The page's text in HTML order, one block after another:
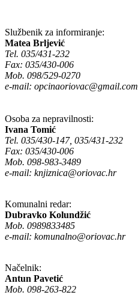
Službenik za informiranje:
Matea Brljević
Tel. 035/431-232
Fax: 035/430-006
Mob. 098/529-0270
e-mail: opcinaoriovac@gmail.com
Osoba za nepravilnosti:
Ivana Tomić
Tel. 035/430-147, 035/431-232
Fax: 035/430-006
Mob. 098-983-3489
e-mail: knjiznica@oriovac.hr
Komunalni redar:
Dubravko Kolundžić
Mob. 0989833485
e-mail: komunalno@oriovac.hr
Načelnik:
Antun Pavetić
Mob. 098-263-822